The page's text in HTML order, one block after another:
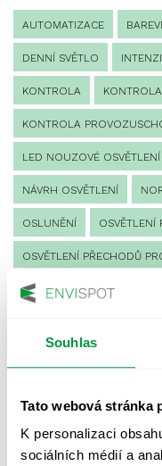
Souhlas
Tato webová stránka
K personalizaci
sociálních médií a
AUTOMATIZACE
DENNÍ SVĚTLO
KONTROLA
KONTROLA
LED NOUZOVÉ OSVĚTLENÍ
NÁVRH OSVĚTLENÍ
OSLUNĚNÍ OSVĚTLENÍ
OSVĚTLENÍ PŘECHODŮ
OSVĚTLENÍ SPORTOVIŠŤ
VÝPOČET OSVĚTLENÍ